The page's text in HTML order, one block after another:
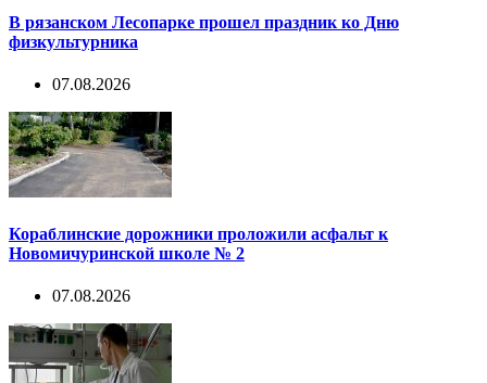
В рязанском Лесопарке прошел праздник ко Дню
физкультурника
07.08.2026
Кораблинские дорожники проложили асфальт к
Новомичуринской школе № 2
07.08.2026